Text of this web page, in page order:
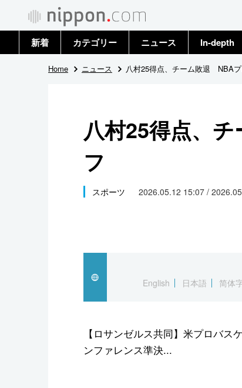
新着 カテゴリー
政治・外交
国際
社会
文化
スポーツ・東京2020
ニュース
トップ
In-depth
Home ニュース 八村25得点、チーム敗退 NBA
八村25得点、
フ
スポーツ 2026.05.12 15:07 /
English
日本語 简体
【ロサンゼルス共同】米プロバス
ンファレンス準決...